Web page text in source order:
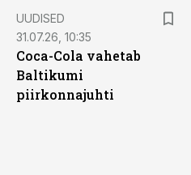
UUDISED
31.07.26, 10:35
Coca-Cola vahetab
Baltikumi
piirkonnajuhti